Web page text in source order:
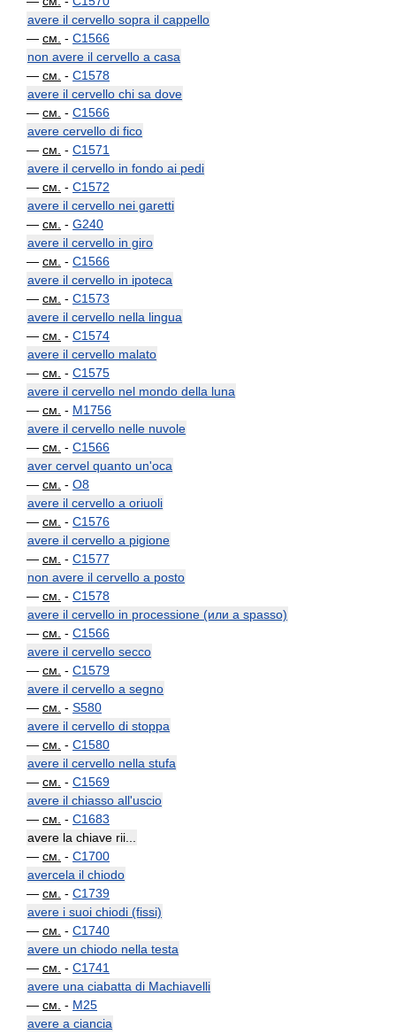
avere il cervello sopra il cappello
— см. - C1566
non avere il cervello a casa
— см. - C1578
avere il cervello chi sa dove
— см. - C1566
avere cervello di fico
— см. - C1571
avere il cervello in fondo ai pedi
— см. - C1572
avere il cervello nei garetti
— см. - G240
avere il cervello in giro
— см. - C1566
avere il cervello in ipoteca
— см. - C1573
avere il cervello nella lingua
— см. - C1574
avere il cervello malato
— см. - C1575
avere il cervello nel mondo della luna
— см. - M1756
avere il cervello nelle nuvole
— см. - C1566
aver cervel quanto un'oca
— см. - O8
avere il cervello a oriuoli
— см. - C1576
avere il cervello a pigione
— см. - C1577
non avere il cervello a posto
— см. - C1578
avere il cervello in processione (или a spasso)
— см. - C1566
avere il cervello secco
— см. - C1579
avere il cervello a segno
— см. - S580
avere il cervello di stoppa
— см. - C1580
avere il cervello nella stufa
— см. - C1569
avere il chiasso all'uscio
— см. - C1683
avere la chiave rii...
— см. - C1700
avercela il chiodo
— см. - C1739
avere i suoi chiodi (fissi)
— см. - C1740
avere un chiodo nella testa
— см. - C1741
avere una ciabatta di Machiavelli
— см. - M25
avere a ciancia